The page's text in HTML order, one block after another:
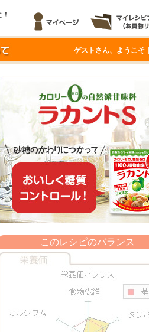
ゲストさん、ようこそ｜
このレシピのバランス